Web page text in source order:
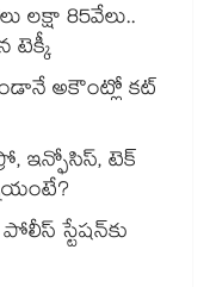
లక్షా 85వేలు..
టెక్కీ
అకౌంట్లో కట్
ఇన్ఫోసిస్, టెక్
పోలీస్ స్టేషన్⁪కు